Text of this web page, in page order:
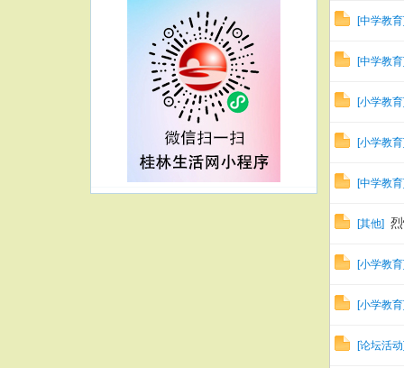
[中学教育
[中学教育
[小学教育
[小学教育
[中学教育
[其他]
[小学教育
[小学教育
[论坛活动